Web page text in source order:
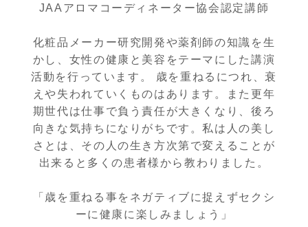
JAAアロマコーディネーター協会認定講師
化粧品メーカー研究開発や薬剤師の知識を生
かし、女性の健康と美容をテーマにした講演
活動を行っています。 歳を重ねるにつれ、衰
えや失われていくものはあります。また更年
期世代は仕事で負う責任が大きくなり、後ろ
向きな気持ちになりがちです。私は人の美し
さとは、その人の生き方次第で変えることが
出来ると多くの患者様から教わりました。
「歳を重ねる事をネガティブに捉えずセクシ
ーに健康に楽しみましょう」